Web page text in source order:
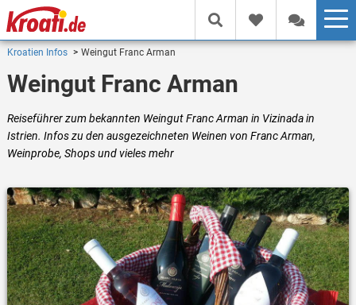
Kroatien Infos Weingut Franc Arman
Weingut Franc Arman
Reiseführer zum bekannten Weingut Franc Arman in Vizinada in
Istrien. Infos zu den ausgezeichneten Weinen von Franc Arman,
Weinprobe, Shops und vieles mehr